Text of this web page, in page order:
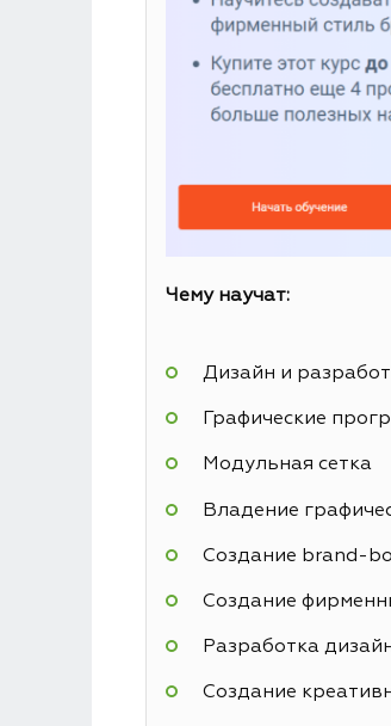
Чему научат:
Дизайн и
Графические
Модульная сетка
Владение
Создание brand-
Создание
Разработка
Создание